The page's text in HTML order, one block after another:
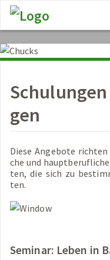
gen
Diese An­ge­bo­te
che und
ten, die sich zu
ten.
Se­mi­nar: Leben in